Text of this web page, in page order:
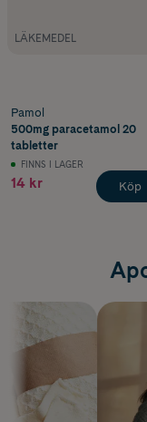
LÄKEMEDEL
Pamol
500mg paracetamol 20
tabletter
FINNS I LAGER
14 kr Köp